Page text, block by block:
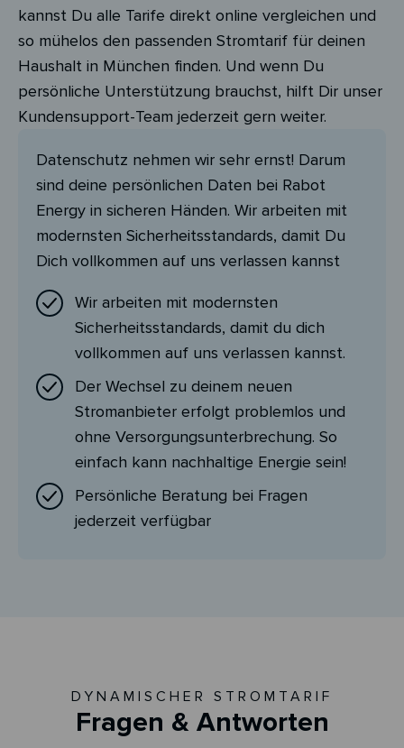
kannst Du alle Tarife direkt online vergleichen und
so mühelos den passenden Stromtarif für deinen
Haushalt in München finden. Und wenn Du
persönliche Unterstützung brauchst, hilft Dir unser
Kundensupport-Team jederzeit gern weiter.
Datenschutz nehmen wir sehr ernst! Darum
sind deine persönlichen Daten bei Rabot
Energy in sicheren Händen. Wir arbeiten mit
modernsten Sicherheitsstandards, damit Du
Dich vollkommen auf uns verlassen kannst
Wir arbeiten mit modernsten
Sicherheitsstandards, damit du dich
vollkommen auf uns verlassen kannst.
Der Wechsel zu deinem neuen
Stromanbieter erfolgt problemlos und
ohne Versorgungsunterbrechung. So
einfach kann nachhaltige Energie sein!
Persönliche Beratung bei Fragen
jederzeit verfügbar
DYNAMISCHER STROMTARIF
Fragen & Antworten